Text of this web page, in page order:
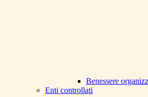
Benessere
Enti controllati